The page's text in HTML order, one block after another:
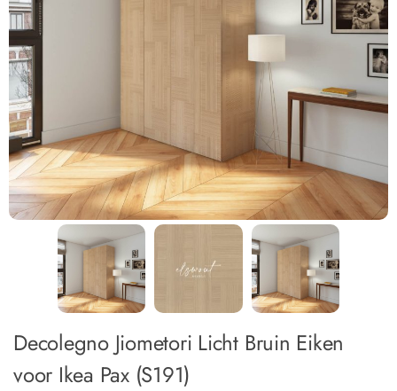
Decolegno Jiometori Licht Bruin Eiken
voor Ikea Pax (S191)